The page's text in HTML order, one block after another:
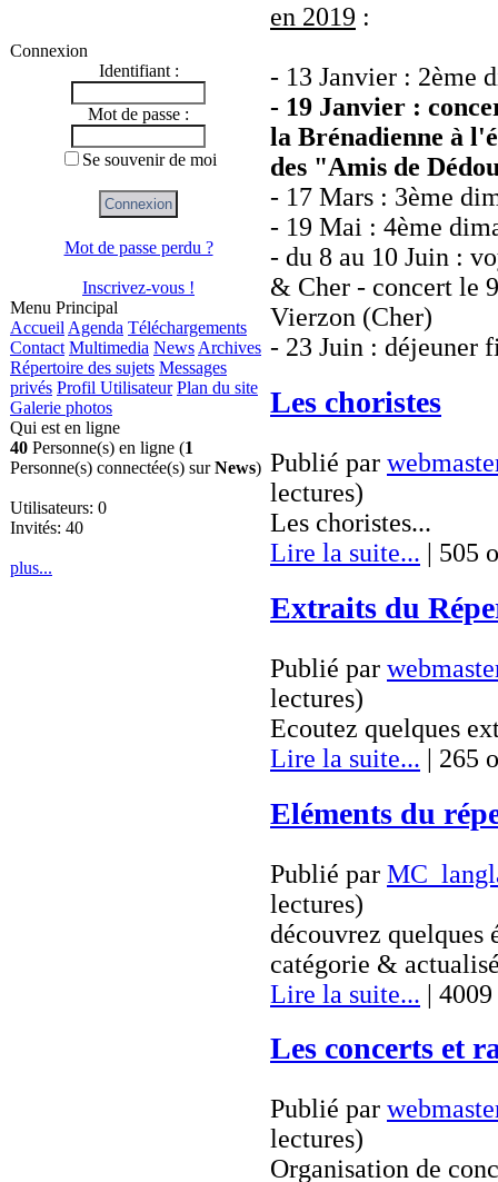
Connexion
Identifiant :
Mot de passe :
Se souvenir de moi
Mot de passe perdu ?
Inscrivez-vous !
Menu Principal
Accueil Agenda Téléchargements
Contact Multimedia News Archives
Répertoire des sujets Messages
privés Profil Utilisateur Plan du site
Galerie photos
Qui est en ligne
40 Personne(s) en ligne (1
Personne(s) connectée(s) surNews)
Utilisateurs: 0
Invités: 40
plus...
en 2019 :
- 13 Janvier : 2ème
- 19 Janvier :
la Brénadienne à
des "Amis de
- 17 Mars : 3ème
- 19 Mai : 4ème
- du 8 au 10 Juin :
& Cher - concert le
Vierzon (Cher)
- 23 Juin : déjeuner
Les choristes
Publié par
lectures)
Les choristes...
Lire la suite... | 505
Extraits du
Publié par
lectures)
Ecoutez quelques
Lire la suite... | 265
Eléments du
Publié par
lectures)
découvrez quelques
catégorie &
Lire la suite... |
Les concerts et
Publié par
lectures)
Organisation de